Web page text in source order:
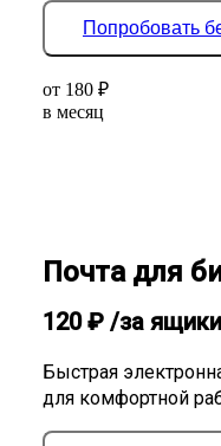
Попробовать
от 180 ₽
в месяц
Почта для
120₽ /за ящик
Быстрая
для комфортной